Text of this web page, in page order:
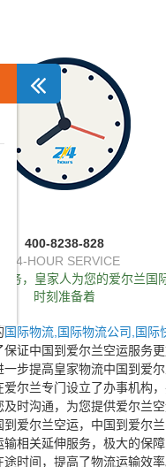
400-8238-828
24-HOUR SERVICE
务，皇家人为您的爱尔兰国
时刻准备着
国际物流,国际物流公司,国际
保证中国到爱尔兰空运服务
一步提高皇家物流中国到爱
爱尔兰专门设立了办事机构
及时沟通，为您提供爱尔兰
爱尔兰空运，中国到爱尔兰
输相关延伸服务，极大的保
时间，提高了物流运输效率